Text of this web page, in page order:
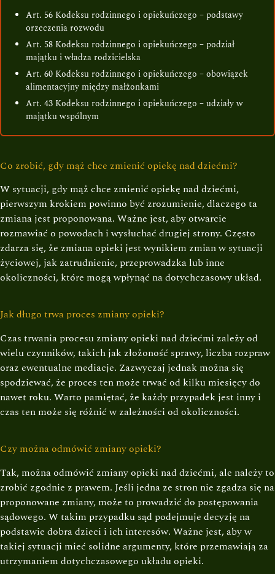
Art. 56 Kodeksu rodzinnego i opiekuńczego – podstawy
orzeczenia rozwodu
Art. 58 Kodeksu rodzinnego i opiekuńczego – podział
majątku i władza rodzicielska
Art. 60 Kodeksu rodzinnego i opiekuńczego – obowiązek
alimentacyjny między małżonkami
Art. 43 Kodeksu rodzinnego i opiekuńczego – udziały w
majątku wspólnym
Co zrobić, gdy mąż chce zmienić opiekę nad dziećmi?
W sytuacji, gdy mąż chce zmienić opiekę nad dziećmi,
pierwszym krokiem powinno być zrozumienie, dlaczego ta
zmiana jest proponowana. Ważne jest, aby otwarcie
rozmawiać o powodach i wysłuchać drugiej strony. Często
zdarza się, że zmiana opieki jest wynikiem zmian w sytuacji
życiowej, jak zatrudnienie, przeprowadzka lub inne
okoliczności, które mogą wpłynąć na dotychczasowy układ.
Jak długo trwa proces zmiany opieki?
Czas trwania procesu zmiany opieki nad dziećmi zależy od
wielu czynników, takich jak złożoność sprawy, liczba rozpraw
oraz ewentualne mediacje. Zazwyczaj jednak można się
spodziewać, że proces ten może trwać od kilku miesięcy do
nawet roku. Warto pamiętać, że każdy przypadek jest inny i
czas ten może się różnić w zależności od okoliczności.
Czy można odmówić zmiany opieki?
Tak, można odmówić zmiany opieki nad dziećmi, ale należy to
zrobić zgodnie z prawem. Jeśli jedna ze stron nie zgadza się na
proponowane zmiany, może to prowadzić do postępowania
sądowego. W takim przypadku sąd podejmuje decyzję na
podstawie dobra dzieci i ich interesów. Ważne jest, aby w
takiej sytuacji mieć solidne argumenty, które przemawiają za
utrzymaniem dotychczasowego układu opieki.